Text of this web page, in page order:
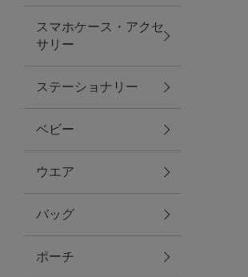
キッチン
ファブリック
グリーン
バス＆ビューティー
スマホケース・アクセ
サリー
ステーショナリー
ベビー
ウエア
バッグ
ポーチ